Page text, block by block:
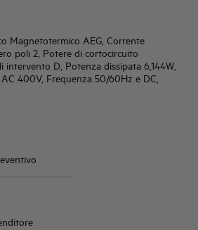
Magnetotermico AEG, Corrente
poli 2, Potere di cortocircuito
intervento D, Potenza dissipata 6,144W,
400V, Frequenza 50/60Hz e DC,